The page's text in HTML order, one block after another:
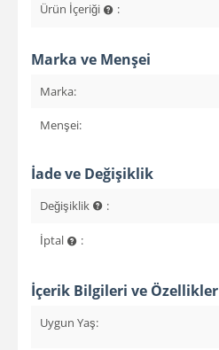
Ürün İçeriği :
Marka ve Menşei
Marka:
Menşei:
İade ve Değişiklik
Değişiklik :
İptal :
İçerik Bilgileri ve Özellikler
Uygun Yaş: